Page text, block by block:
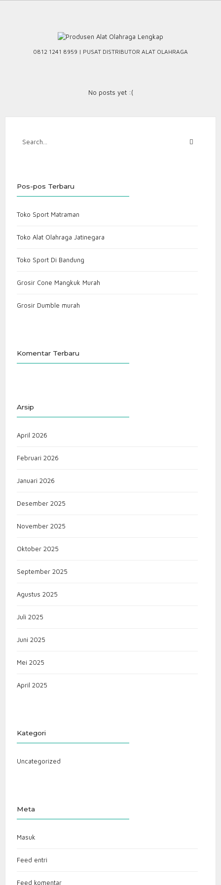
0812 1241 8959 | PUSAT DISTRIBUTOR ALAT OLAHRAGA
No posts yet :(
Pos-pos Terbaru
Toko Sport Matraman
Toko Alat Olahraga Jatinegara
Toko Sport Di Bandung
Grosir Cone Mangkuk Murah
Grosir Dumble murah
Komentar Terbaru
Arsip
April 2026
Februari 2026
Januari 2026
Desember 2025
November 2025
Oktober 2025
September 2025
Agustus 2025
Juli 2025
Juni 2025
Mei 2025
April 2025
Kategori
Uncategorized
Meta
Masuk
Feed entri
Feed komentar